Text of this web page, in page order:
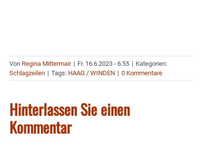
Von Regina Mittermair | Fr. 16.6.2023 - 6:55 | Kategorien:
Schlagzeilen | Tags: HAAG / WINDEN | 0 Kommentare
Hinterlassen Sie einen
Kommentar